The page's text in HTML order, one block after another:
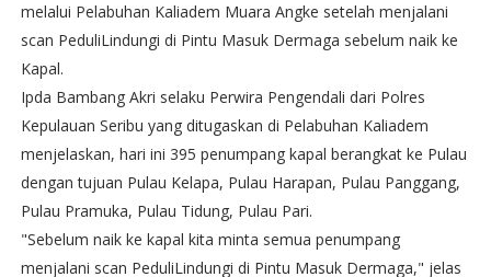
melalui Pelabuhan Kaliadem Muara Angke setelah menjalani
scan PeduliLindungi di Pintu Masuk Dermaga sebelum naik ke
Kapal.
Ipda Bambang Akri selaku Perwira Pengendali dari Polres
Kepulauan Seribu yang ditugaskan di Pelabuhan Kaliadem
menjelaskan, hari ini 395 penumpang kapal berangkat ke Pulau
dengan tujuan Pulau Kelapa, Pulau Harapan, Pulau Panggang,
Pulau Pramuka, Pulau Tidung, Pulau Pari.
"Sebelum naik ke kapal kita minta semua penumpang
menjalani scan PeduliLindungi di Pintu Masuk Dermaga," jelas